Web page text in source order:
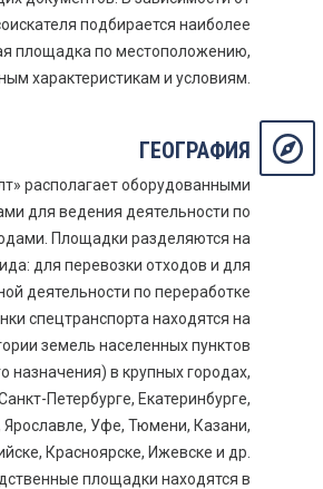
подбирается наиболее
площадка по местоположению,
характеристикам и условиям.
ГЕОГРАФИЯ
располагает оборудованными
для ведения деятельности по
Площадки разделяются на
для перевозки отходов и для
деятельности по переработке
спецтранспорта находятся на
земель населенных пунктов
назначения) в крупных городах,
Петербурге, Екатеринбурге,
Ярославле, Уфе, Тюмени, Казани,
Красноярске, Ижевске и др.
площадки находятся в